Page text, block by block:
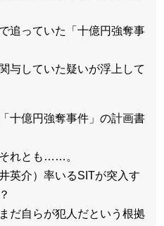
追っていた「十億円強奪事
与していた疑いが浮上して
十億円強奪事件」の計画書
れとも……。
英介）率いるSITが突入す
だ自らが犯人だという根拠